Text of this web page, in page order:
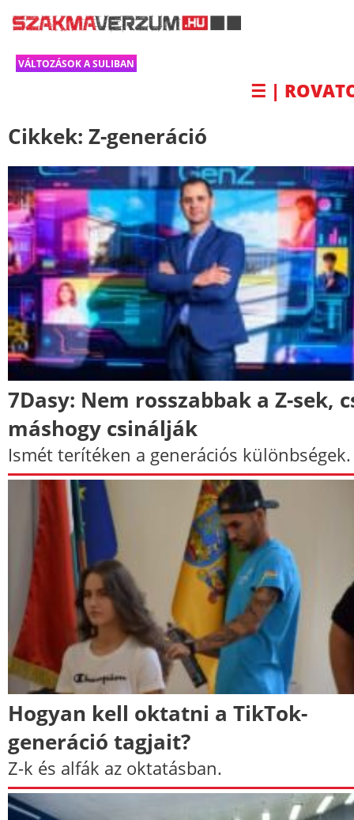
VÁLTOZÁSOK A SULIBAN
☰ |
Cikkek: Z-generáció
7Dasy: Nem rosszabbak a Z-sek,
máshogy csinálják
Ismét terítéken a generációs különbségek.
Hogyan kell oktatni a TikTok-
generáció tagjait?
Z-k és alfák az oktatásban.